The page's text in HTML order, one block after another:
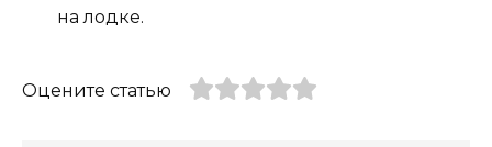
на лодке.
Оцените статью